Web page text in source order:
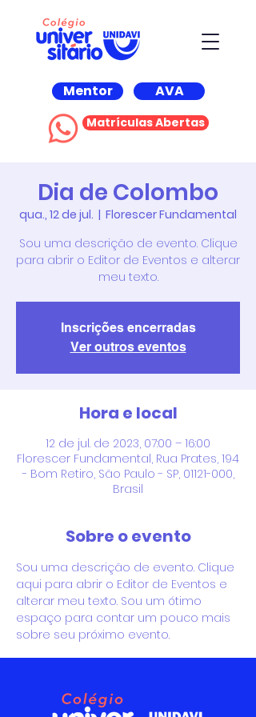
Mentor AVA
Matrículas Abertas
Dia de Colombo
qua., 12 de jul.
  |
Florescer Fundamental
Sou uma descrição de evento. Clique
para abrir o Editor de Eventos e alterar
meu texto.
Inscrições encerradas
Ver outros eventos
Hora e local
12 de jul. de 2023, 07:00 – 16:00
Florescer Fundamental, Rua Prates, 194
- Bom Retiro, São Paulo - SP, 01121-000,
Brasil
Sobre o evento
Sou uma descrição de evento. Clique
aqui para abrir o Editor de Eventos e
alterar meu texto. Sou um ótimo
espaço para contar um pouco mais
sobre seu próximo evento.